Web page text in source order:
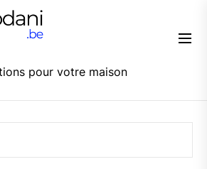
pour votre maison